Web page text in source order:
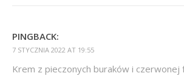
PINGBACK:
7 STYCZNIA 2022 AT 19:55
Krem z pieczonych buraków i czerwonej